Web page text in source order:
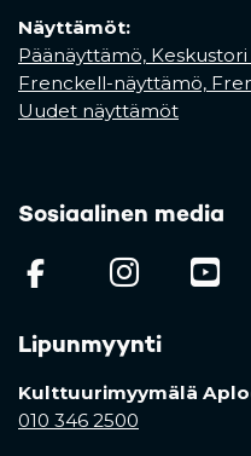
Näyttämöt:
Päänäyttämö, Keskustori
Frenckell-näyttämö,
Uudet näyttämöt
Sosiaalinen media
(opens in
Lipunmyynti
Kulttuurimyymälä
010 346 2500